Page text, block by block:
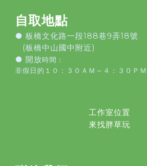
自取地點
● 板橋文化路一段188巷9弄18號
(板橋中山國中附近)
● 開放時間：
非假日的１０：３０ＡＭ～４：３０ＰＭ
工作室位置
來找胖草玩